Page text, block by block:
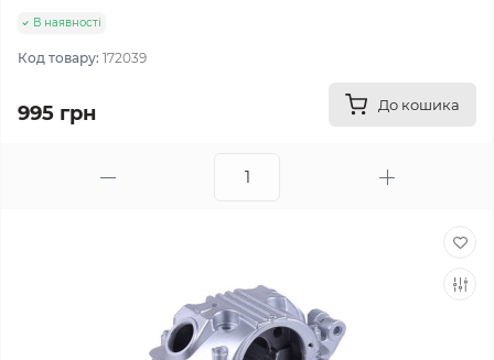
В наявності
Код товару: 172039
995 грн До кошика